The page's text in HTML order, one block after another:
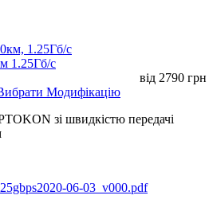
1.25Гб/с
від 2790 грн
Модифікацію
зі швидкістю передачі
06-03_v000.pdf